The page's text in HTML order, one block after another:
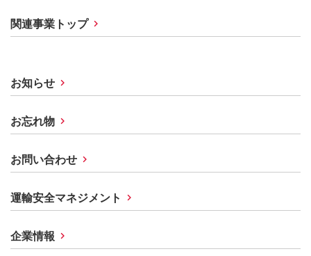
関連事業トップ
お知らせ
お忘れ物
お問い合わせ
運輸安全マネジメント
企業情報